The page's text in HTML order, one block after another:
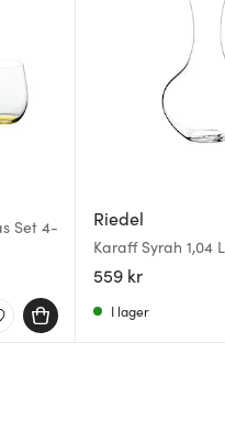
Set 4-
Riedel
Karaff Syrah 1,04 L
559 kr
I lager